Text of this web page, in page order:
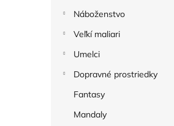
Náboženstvo
Veľkí maliari
Umelci
Dopravné prostriedky
Fantasy
Mandaly